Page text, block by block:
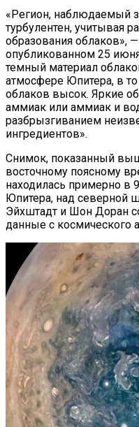
«Регион, наблюдаемый
турбулентен, учитывая
образования облаков»,
опубликованном 25
темный материал
атмосфере Юпитера, в
облаков высок. Яркие
аммиак или аммиак и
разбрызгиванием
ингредиентов».
Снимок, показанный
восточному поясному
находилась примерно в
Юпитера, над северной
Эйхштадт и Шон Доран
данные с космического